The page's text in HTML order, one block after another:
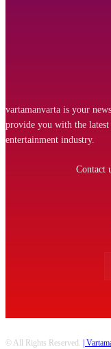
vartamanvarta is your
provide you with the
entertainment industry.
Contact
© All Rights Reserved. |